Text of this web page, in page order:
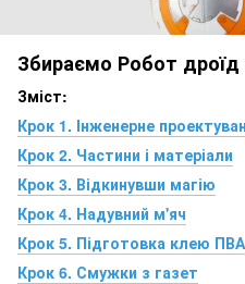
Збираємо Робот дроїд
Зміст:
Крок 1. Інженерне
Крок 2. Частини і матеріали
Крок 3. Відкинувши магію
Крок 4. Надувний м'яч
Крок 5. Підготовка клею ПВА
Крок 6. Смужки з газет